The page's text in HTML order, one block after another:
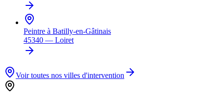
Peintre à Batilly-en-Gâtinais
45340 — Loiret
Voir toutes nos villes d'intervention